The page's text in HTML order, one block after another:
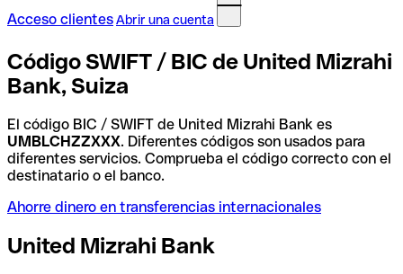
Acceso clientesAbrir una cuenta
Código SWIFT / BIC de United Mizrahi
Bank, Suiza
El código BIC / SWIFT de United Mizrahi Bank es
UMBLCHZZXXX. Diferentes códigos son usados para
diferentes servicios. Comprueba el código correcto con el
destinatario o el banco.
Ahorre dinero en transferencias internacionales
United Mizrahi Bank